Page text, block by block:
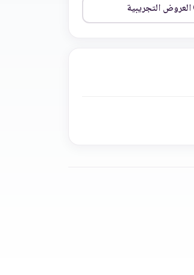
العروض التجريبية